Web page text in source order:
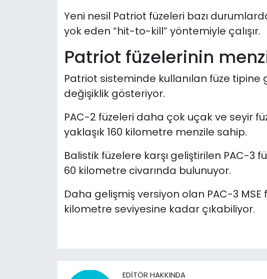
Yeni nesil Patriot füzeleri bazı
yok eden “hit-to-kill” yöntemiyle çalışır.
Patriot füzelerinin
Patriot sisteminde kullanılan füze tipine
değişiklik gösteriyor.
PAC-2 füzeleri daha çok uçak ve seyir
yaklaşık 160 kilometre menzile sahip.
Balistik füzelere karşı geliştirilen PAC-3
60 kilometre civarında bulunuyor.
Daha gelişmiş versiyon olan PAC-3
kilometre seviyesine kadar çıkabiliyor.
EDITÖR HAKKINDA